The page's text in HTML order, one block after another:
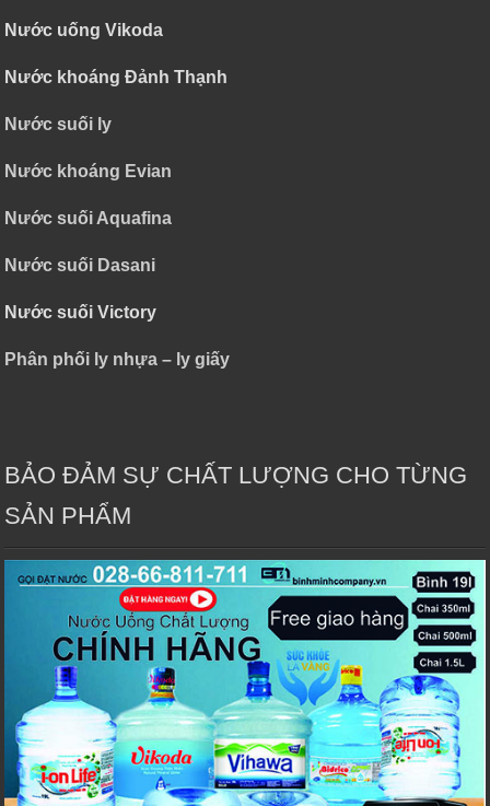
Nước uống Vikoda
Nước khoáng Đảnh Thạnh
Nước suối ly
Nước khoáng Evian
Nước suối Aquafina
Nước suối Dasani
Nước suối Victory
Phân phối ly nhựa – ly giấy
BẢO ĐẢM SỰ CHẤT LƯỢNG CHO TỪNG
SẢN PHẨM